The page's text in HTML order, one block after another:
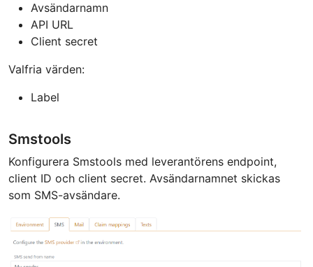
Avsändarnamn
API URL
Client secret
Valfria värden:
Label
Smstools
Konfigurera Smstools med leverantörens endpoint,
client ID och client secret. Avsändarnamnet skickas
som SMS-avsändare.